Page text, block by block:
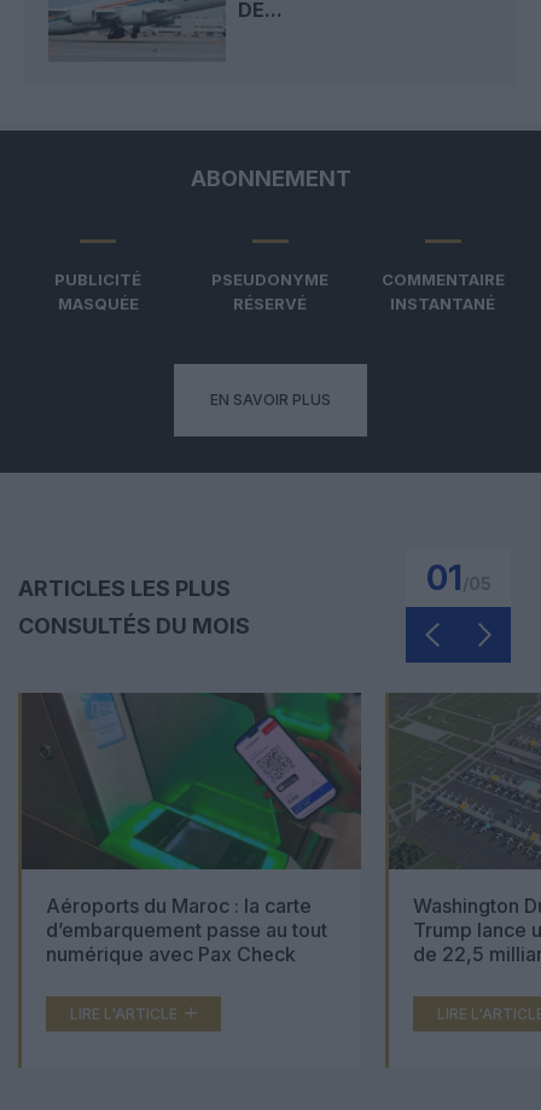
DE...
ABONNEMENT
PUBLICITÉ
MASQUÉE
PSEUDONYME
RÉSERVÉ
COMMENTAIRE
INSTANTANÉ
EN SAVOIR PLUS
ARTICLES LES PLUS
CONSULTÉS DU MOIS
01
Aéroports du Maroc : la carte
d’embarquement passe au tout
numérique avec Pax Check
LIRE L'ARTICLE
Washington
Trump lance
de 22,5
LIRE